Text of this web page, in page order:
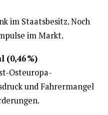
im Staatsbesitz. Noch
im Markt.
(0,46 %)
Osteuropa-
und Fahrermangel